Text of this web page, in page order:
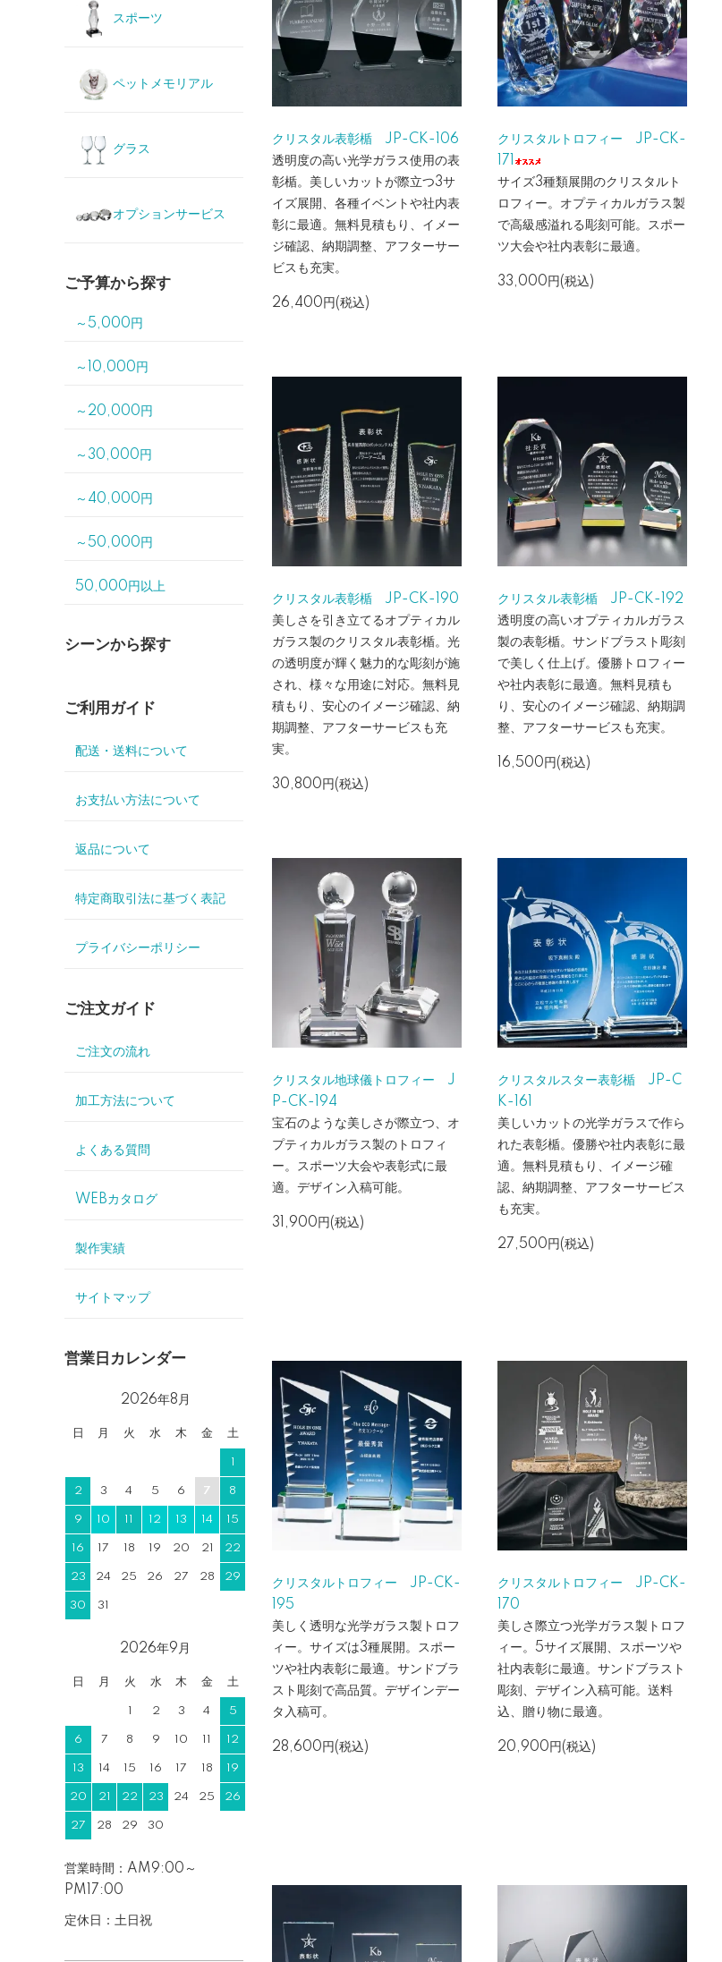
クリスタル表彰楯 JP-CK-106
透明度の高い光学ガラス使用の表
彰楯。美しいカットが際立つ3サ
イズ展開、各種イベントや社内表
彰に最適。無料見積もり、イメー
ジ確認、納期調整、アフターサー
ビスも充実。
26,400円(税込)
クリスタルトロフィー JP-CK-
171
サイズ3種類展開のクリスタルト
ロフィー。オプティカルガラス製
で高級感溢れる彫刻可能。スポー
ツ大会や社内表彰に最適。
33,000円(税込)
クリスタル表彰楯 JP-CK-190
美しさを引き立てるオプティカル
ガラス製のクリスタル表彰楯。光
の透明度が輝く魅力的な彫刻が施
され、様々な用途に対応。無料見
積もり、安心のイメージ確認、納
期調整、アフターサービスも充
実。
30,800円(税込)
クリスタル表彰楯 JP-CK-192
透明度の高いオプティカルガラス
製の表彰楯。サンドブラスト彫刻
で美しく仕上げ。優勝トロフィー
や社内表彰に最適。無料見積も
り、安心のイメージ確認、納期調
整、アフターサービスも充実。
16,500円(税込)
クリスタル地球儀トロフィー J
P-CK-194
宝石のような美しさが際立つ、オ
プティカルガラス製のトロフィ
ー。スポーツ大会や表彰式に最
適。デザイン入稿可能。
31,900円(税込)
クリスタルスター表彰楯 JP-C
K-161
美しいカットの光学ガラスで作ら
れた表彰楯。優勝や社内表彰に最
適。無料見積もり、イメージ確
認、納期調整、アフターサービス
も充実。
27,500円(税込)
クリスタルトロフィー JP-CK-
195
美しく透明な光学ガラス製トロフ
ィー。サイズは3種展開。スポー
ツや社内表彰に最適。サンドブラ
スト彫刻で高品質。デザインデー
タ入稿可。
28,600円(税込)
クリスタルトロフィー JP-CK-
170
美しさ際立つ光学ガラス製トロフ
ィー。5サイズ展開、スポーツや
社内表彰に最適。サンドブラスト
彫刻、デザイン入稿可能。送料
込、贈り物に最適。
20,900円(税込)
スポーツ
ペットメモリアル
グラス
オプションサービス
ご予算から探す
～5,000円
～10,000円
～20,000円
～30,000円
～40,000円
～50,000円
50,000円以上
シーンから探す
ご利用ガイド
配送・送料について
お支払い方法について
返品について
特定商取引法に基づく表記
プライバシーポリシー
ご注文ガイド
ご注文の流れ
加工方法について
よくある質問
WEBカタログ
製作実績
サイトマップ
営業日カレンダー
2026年8月
日 月 火 水 木 金 土
1
2 3 4 5 6 7 8
9 10 11 12 13 14 15
16 17 18 19 20 21 22
23 24 25 26 27 28 29
30 31
2026年9月
日 月 火 水 木 金 土
1 2 3 4 5
6 7 8 9 10 11 12
13 14 15 16 17 18 19
20 21 22 23 24 25 26
27 28 29 30
営業時間：AM9:00～
PM17:00
定休日：土日祝